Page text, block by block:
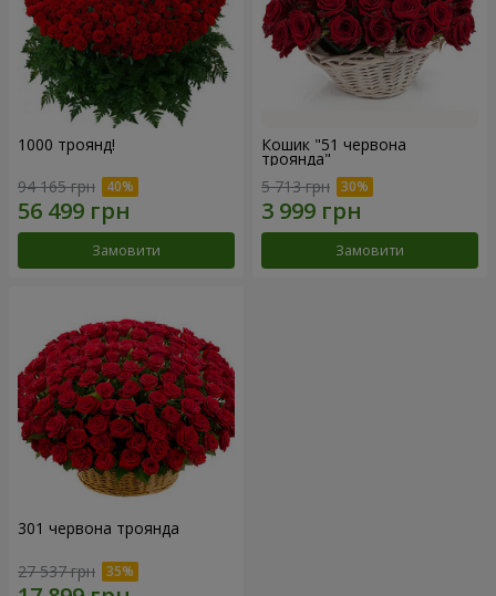
1000 троянд!
94 165 грн
Замовити
Кошик "51 червона
троянда"
5 713 грн
Замовити
301 червона троянда
27 537 грн